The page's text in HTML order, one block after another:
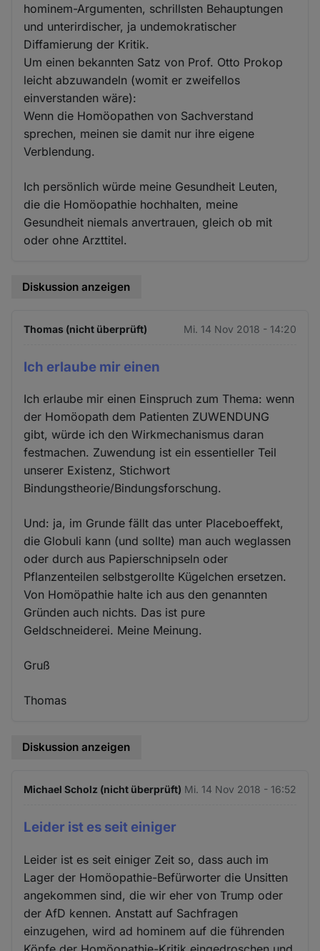
hominem-Argumenten, schrillsten Behauptungen
und unterirdischer, ja undemokratischer
Diffamierung der Kritik.
Um einen bekannten Satz von Prof. Otto Prokop
leicht abzuwandeln (womit er zweifellos
einverstanden wäre):
Wenn die Homöopathen von Sachverstand
sprechen, meinen sie damit nur ihre eigene
Verblendung.
Ich persönlich würde meine Gesundheit Leuten,
die die Homöopathie hochhalten, meine
Gesundheit niemals anvertrauen, gleich ob mit
oder ohne Arzttitel.
Diskussion anzeigen
Thomas (nicht überprüft) Mi. 14 Nov 2018 - 14:20
Ich erlaube mir einen
Ich erlaube mir einen Einspruch zum Thema: wenn
der Homöopath dem Patienten ZUWENDUNG
gibt, würde ich den Wirkmechanismus daran
festmachen. Zuwendung ist ein essentieller Teil
unserer Existenz, Stichwort
Bindungstheorie/Bindungsforschung.
Und: ja, im Grunde fällt das unter Placeboeffekt,
die Globuli kann (und sollte) man auch weglassen
oder durch aus Papierschnipseln oder
Pflanzenteilen selbstgerollte Kügelchen ersetzen.
Von Homöpathie halte ich aus den genannten
Gründen auch nichts. Das ist pure
Geldschneiderei. Meine Meinung.
Gruß
Thomas
Diskussion anzeigen
Michael Scholz (nicht überprüft) Mi. 14 Nov 2018 - 16:52
Leider ist es seit einiger
Leider ist es seit einiger Zeit so, dass auch im
Lager der Homöopathie-Befürworter die Unsitten
angekommen sind, die wir eher von Trump oder
der AfD kennen. Anstatt auf Sachfragen
einzugehen, wird ad hominem auf die führenden